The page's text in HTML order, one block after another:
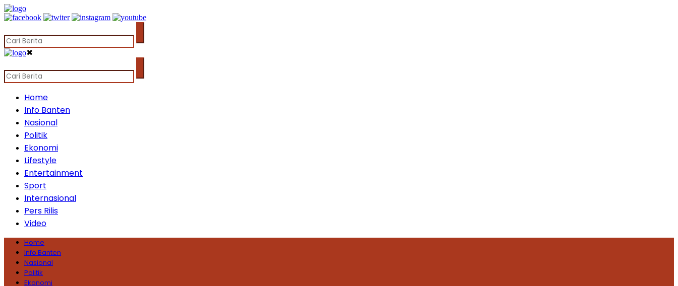
✖
Home
Info Banten
Nasional
Politik
Ekonomi
Lifestyle
Entertainment
Sport
Internasional
Pers Rilis
Video
Home
Info Banten
Nasional
Politik
Ekonomi